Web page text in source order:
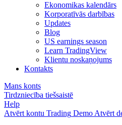
Ekonomikas kalendārs
Korporatīvās darbības
Updates
Blog
US earnings season
Learn TradingView
Klientu noskaņojums
Kontakts
Mans konts
Tirdzniecība tiešsaistē
Help
Atvērt kontu Trading Demo Atvērt